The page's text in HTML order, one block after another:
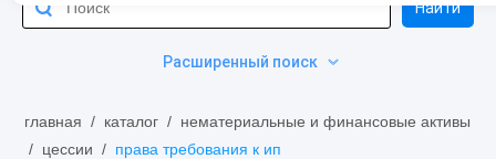
Расширенный поиск
Найти
главная / каталог / нематериальные и финансовые активы
/ цессии / права требования к ип